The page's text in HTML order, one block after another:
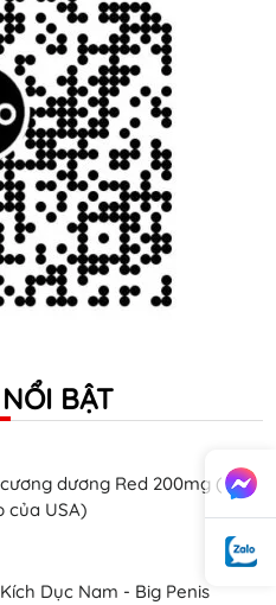
BẬT
dương Red 200mg (
của USA)
Dục Nam - Big Penis